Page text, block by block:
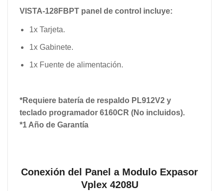
VISTA-128FBPT panel de control incluye:
1x Tarjeta.
1x Gabinete.
1x Fuente de alimentación.
*Requiere batería de respaldo PL912V2 y
teclado programador 6160CR (No incluidos).
*1 Año de Garantía
Conexión del Panel a Modulo Expasor
Vplex 4208U